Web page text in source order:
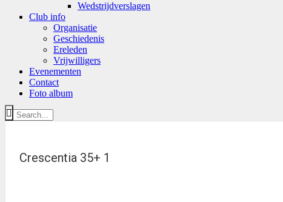
Wedstrijdverslagen
Club info
Organisatie
Geschiedenis
Ereleden
Vrijwilligers
Evenementen
Contact
Foto album
Crescentia 35+ 1